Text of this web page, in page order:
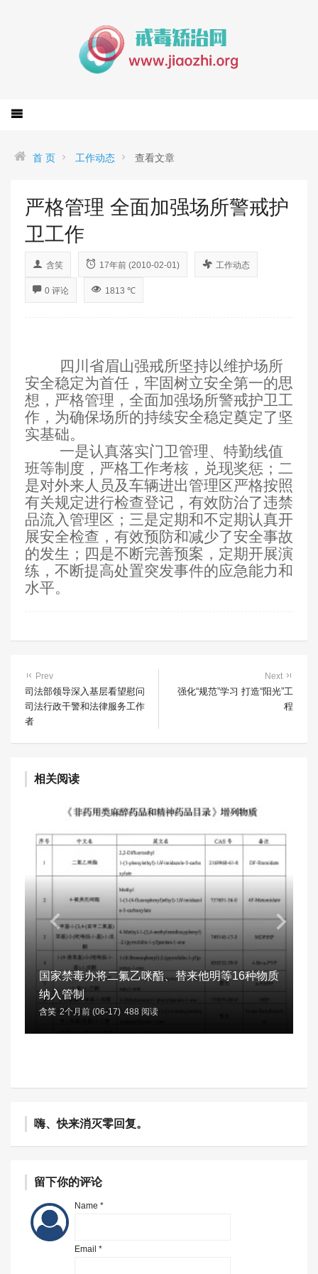
首 页 工作动态 查看文章
严格管理 全面加强场所警戒护
卫工作
含笑 17年前 (2010-02-01) 工作动态
0 评论 1813 ℃
四川省眉山强戒所坚持以维护场所
安全稳定为首任，牢固树立安全第一的思
想，严格管理，全面加强场所警戒护卫工
作，为确保场所的持续安全稳定奠定了坚
实基础。
一是认真落实门卫管理、特勤线值
班等制度，严格工作考核，兑现奖惩；二
是对外来人员及车辆进出管理区严格按照
有关规定进行检查登记，有效防治了违禁
品流入管理区；三是定期和不定期认真开
展安全检查，有效预防和减少了安全事故
的发生；四是不断完善预案，定期开展演
练，不断提高处置突发事件的应急能力和
水平。
Prev
司法部领导深入基层看望慰问
司法行政干警和法律服务工作
者
Next
强化“规范”学习 打造“阳光”工
程
相关阅读
国家禁毒办将二氟乙咪酯、替来他明等16种物质
纳入管制
含笑 2个月前 (06-17) 488 阅读
嗨、快来消灭零回复。
留下你的评论
Name *
Email *